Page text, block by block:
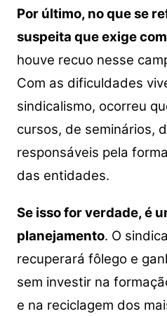
Por último, no que se
suspeita que exige
houve recuo nesse
Com as dificuldades
sindicalismo, ocorreu
cursos, de seminários,
responsáveis pela
das entidades.
Se isso for verdade, é
planejamento. O
recuperará fôlego e
sem investir na
e na reciclagem dos